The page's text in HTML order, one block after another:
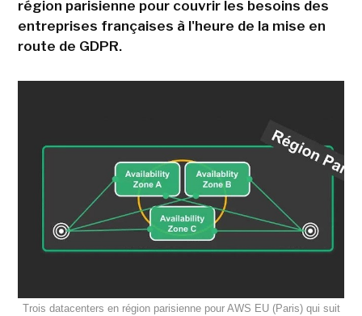
région parisienne pour couvrir les besoins des
entreprises françaises à l'heure de la mise en
route de GDPR.
Trois datacenters en région parisienne pour AWS EU (Paris) qui suit